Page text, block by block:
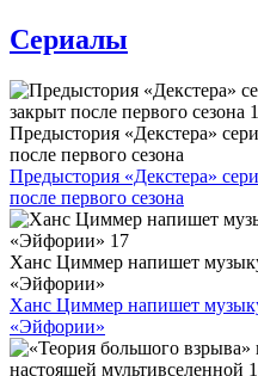
Сериалы
Предыстория «Декстера»
после первого сезона
Предыстория «Декстера»
после первого сезона
Ханс Циммер напишет музыку
«Эйфории»
Ханс Циммер напишет музыку
«Эйфории»